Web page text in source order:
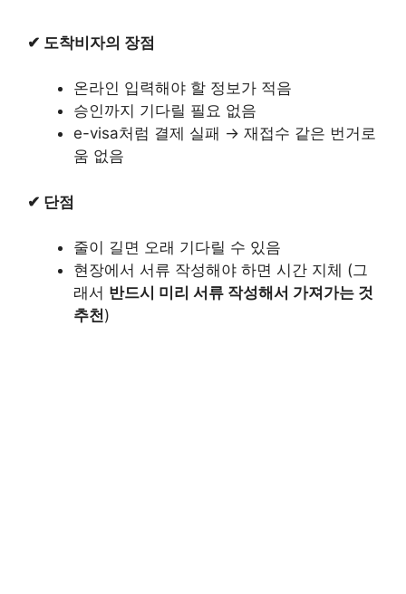
✔ 도착비자의 장점
온라인 입력해야 할 정보가 적음
승인까지 기다릴 필요 없음
e-visa처럼 결제 실패 → 재접수 같은 번거로
움 없음
✔ 단점
줄이 길면 오래 기다릴 수 있음
현장에서 서류 작성해야 하면 시간 지체 (그
래서 반드시 미리 서류 작성해서 가져가는 것
추천)